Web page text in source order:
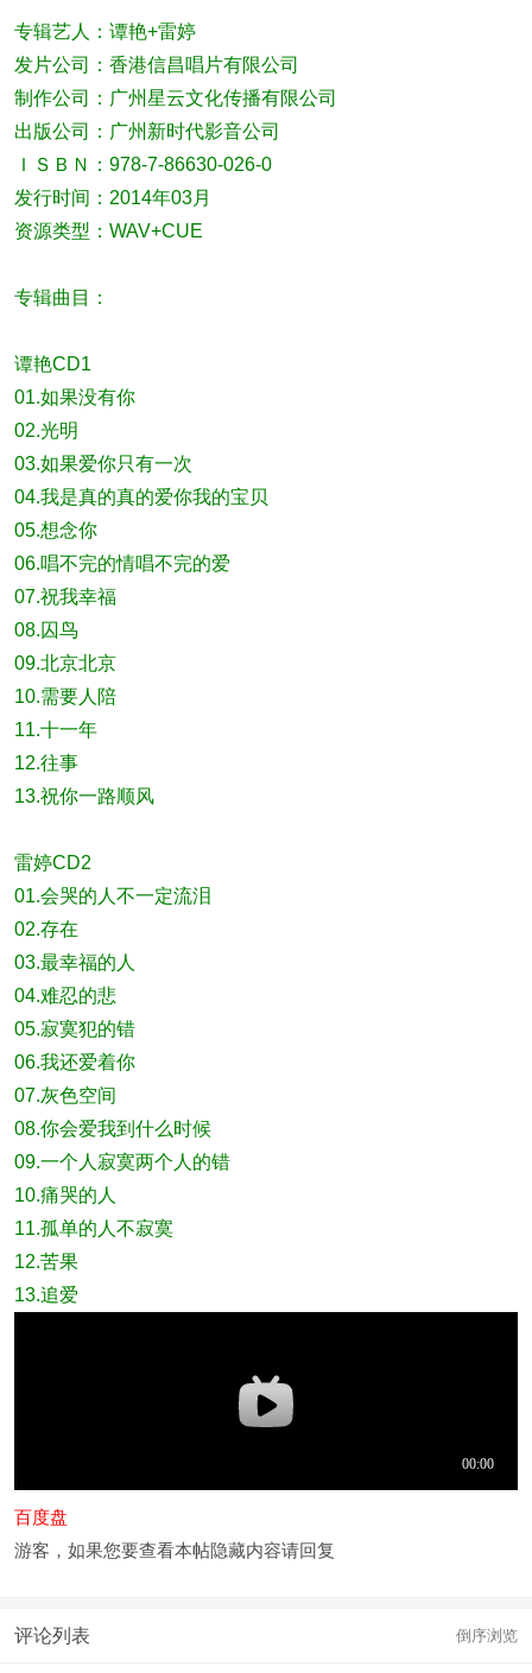
专辑艺人：谭艳+雷婷
发片公司：香港信昌唱片有限公司
制作公司：广州星云文化传播有限公司
出版公司：广州新时代影音公司
ＩＳＢＮ：978-7-86630-026-0
发行时间：2014年03月
资源类型：WAV+CUE
专辑曲目：
谭艳CD1
01.如果没有你
02.光明
03.如果爱你只有一次
04.我是真的真的爱你我的宝贝
05.想念你
06.唱不完的情唱不完的爱
07.祝我幸福
08.囚鸟
09.北京北京
10.需要人陪
11.十一年
12.往事
13.祝你一路顺风
雷婷CD2
01.会哭的人不一定流泪
02.存在
03.最幸福的人
04.难忍的悲
05.寂寞犯的错
06.我还爱着你
07.灰色空间
08.你会爱我到什么时候
09.一个人寂寞两个人的错
10.痛哭的人
11.孤单的人不寂寞
12.苦果
13.追爱
百度盘
游客，如果您要查看本帖隐藏内容请回复
评论列表 倒序浏览